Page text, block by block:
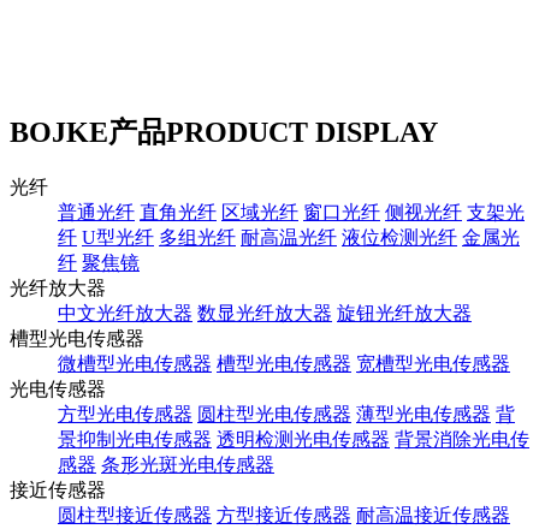
BOJKE产品PRODUCT DISPLAY
光纤
普通光纤 直角光纤 区域光纤 窗口光纤 侧视光纤 支架光
纤 U型光纤 多组光纤 耐高温光纤 液位检测光纤 金属光
纤 聚焦镜
光纤放大器
中文光纤放大器 数显光纤放大器 旋钮光纤放大器
槽型光电传感器
微槽型光电传感器 槽型光电传感器 宽槽型光电传感器
光电传感器
方型光电传感器 圆柱型光电传感器 薄型光电传感器 背
景抑制光电传感器 透明检测光电传感器 背景消除光电传
感器 条形光斑光电传感器
接近传感器
圆柱型接近传感器 方型接近传感器 耐高温接近传感器